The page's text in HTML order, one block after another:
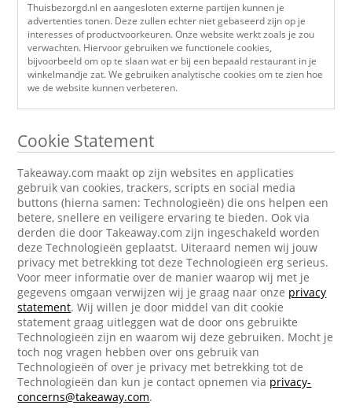
Thuisbezorgd.nl en aangesloten externe partijen kunnen je
advertenties tonen. Deze zullen echter niet gebaseerd zijn op je
interesses of productvoorkeuren. Onze website werkt zoals je zou
verwachten. Hiervoor gebruiken we functionele cookies,
bijvoorbeeld om op te slaan wat er bij een bepaald restaurant in je
winkelmandje zat. We gebruiken analytische cookies om te zien hoe
we de website kunnen verbeteren.
Cookie Statement
Takeaway.com maakt op zijn websites en applicaties
gebruik van cookies, trackers, scripts en social media
buttons (hierna samen: Technologieën) die ons helpen een
betere, snellere en veiligere ervaring te bieden. Ook via
derden die door Takeaway.com zijn ingeschakeld worden
deze Technologieën geplaatst. Uiteraard nemen wij jouw
privacy met betrekking tot deze Technologieën erg serieus.
Voor meer informatie over de manier waarop wij met je
gegevens omgaan verwijzen wij je graag naar onze privacy
statement. Wij willen je door middel van dit cookie
statement graag uitleggen wat de door ons gebruikte
Technologieën zijn en waarom wij deze gebruiken. Mocht je
toch nog vragen hebben over ons gebruik van
Technologieën of over je privacy met betrekking tot de
Technologieën dan kun je contact opnemen via privacy-
concerns@takeaway.com.